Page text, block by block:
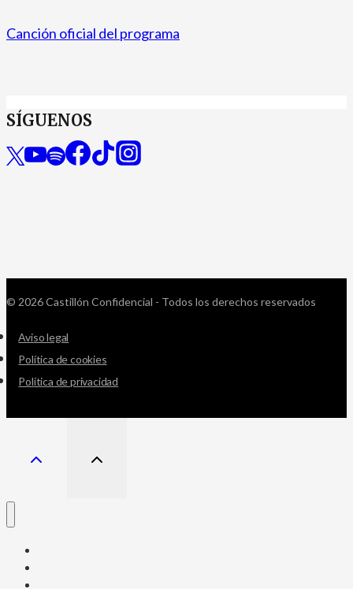
Canción oficial del programa
SÍGUENOS
© 2026 Castillón Confidencial - Todos los derechos reservados
Aviso legal
Política de cookies
Política de privacidad